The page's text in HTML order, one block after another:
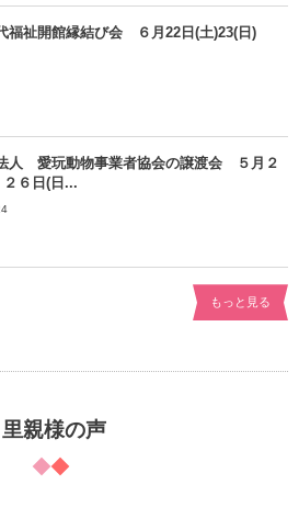
福祉開館縁結び会 ６月22日(土)23(日)
人 愛玩動物事業者協会の譲渡会 ５月２
２６日(日...
もっと見る
里親様の声